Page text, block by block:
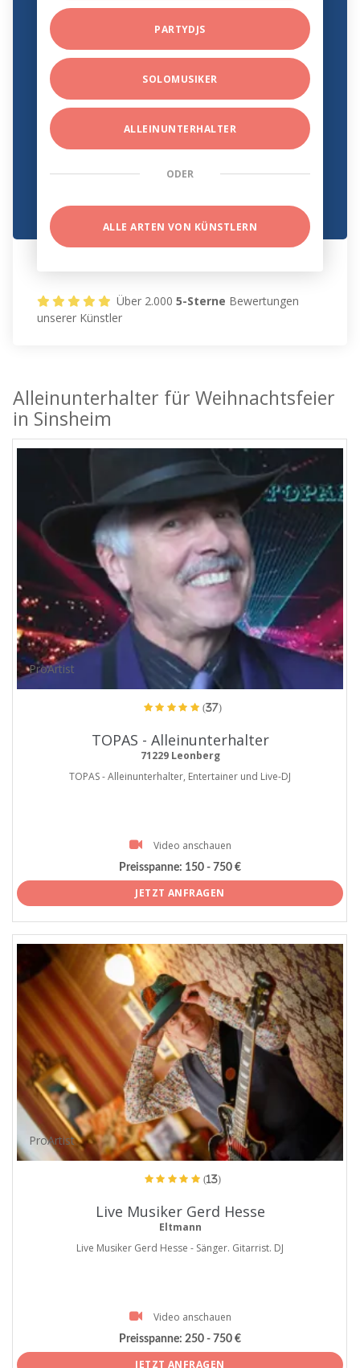
PARTYDJS
SOLOMUSIKER
ALLEINUNTERHALTER
ODER
ALLE ARTEN VON KÜNSTLERN
Über 2.0005-Sterne Bewertungen
unserer Künstler
Alleinunterhalter für Weihnachtsfeier
in Sinsheim
ProArtist
(37)
TOPAS - Alleinunterhalter
71229 Leonberg
TOPAS - Alleinunterhalter, Entertainer und Live-DJ
Video anschauen
Preisspanne: 150 - 750 €
JETZT ANFRAGEN
ProArtist
(13)
Live Musiker Gerd Hesse
Eltmann
Live Musiker Gerd Hesse - Sänger. Gitarrist. DJ
Video anschauen
Preisspanne: 250 - 750 €
JETZT ANFRAGEN